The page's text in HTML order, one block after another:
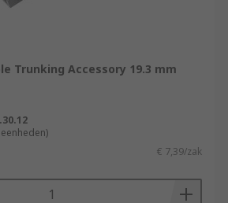
Trunking Accessory 19.3 mm
€ 7,39/zak